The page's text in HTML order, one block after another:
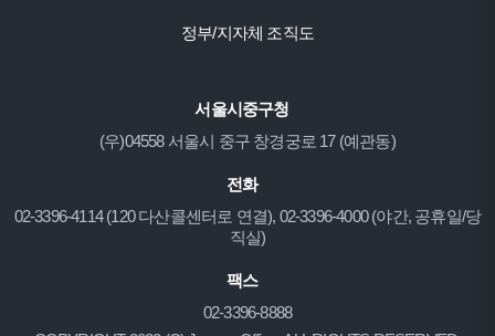
정부/지자체 조직도
서울시중구청
(우)04558 서울시 중구 창경궁로 17 (예관동)
전화
02-3396-4114 (120 다산콜센터로 연결), 02-3396-4000 (야간, 공휴일/당
직실)
팩스
02-3396-8888